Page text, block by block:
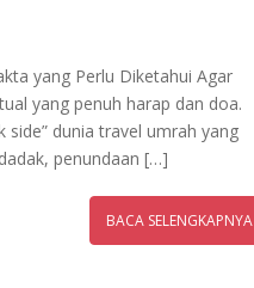
yang Perlu Diketahui Agar
yang penuh harap dan doa.
dunia travel umrah yang
penundaan […]
BACA SELENGKAPNYA